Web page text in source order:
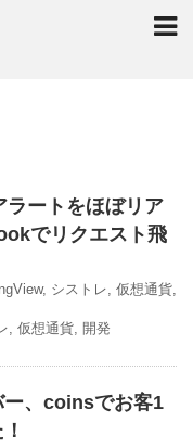
ートをほぼリア
でリクエスト飛
, シストレ, 仮想通貨,
, 仮想通貨, 開発
ー、coinsでお客1